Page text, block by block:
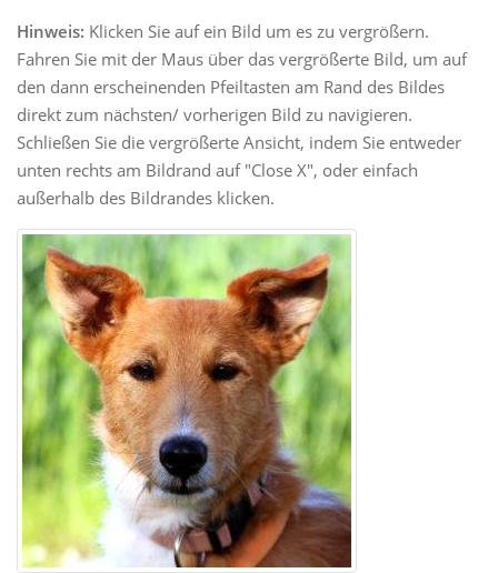
Hinweis: Klicken Sie auf ein Bild um es zu vergrößern.
Fahren Sie mit der Maus über das vergrößerte Bild, um auf
den dann erscheinenden Pfeiltasten am Rand des Bildes
direkt zum nächsten/ vorherigen Bild zu navigieren.
Schließen Sie die vergrößerte Ansicht, indem Sie entweder
unten rechts am Bildrand auf "Close X", oder einfach
außerhalb des Bildrandes klicken.